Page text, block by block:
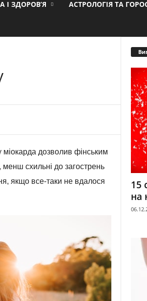
І ЗДОРОВ’Я АСТРОЛОГІЯ ТА
міокарда дозволив фінським
схильні до загострень
якщо все-таки не вдалося
15
на